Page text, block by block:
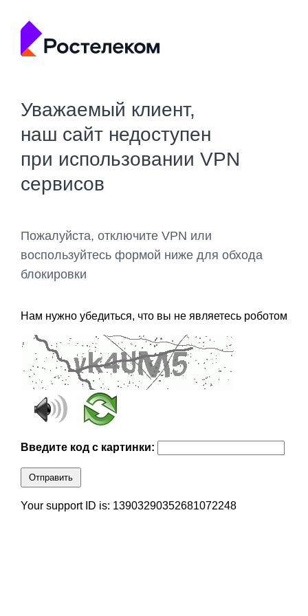
Уважаемый клиент,
наш сайт недоступен
при использовании VPN
сервисов
Пожалуйста, отключите VPN или
воспользуйтесь формой ниже для обхода
блокировки
Нам нужно убедиться, что вы не являетесь роботом
Введите код с картинки:
Отправить
Your support ID is: 13903290352681072248